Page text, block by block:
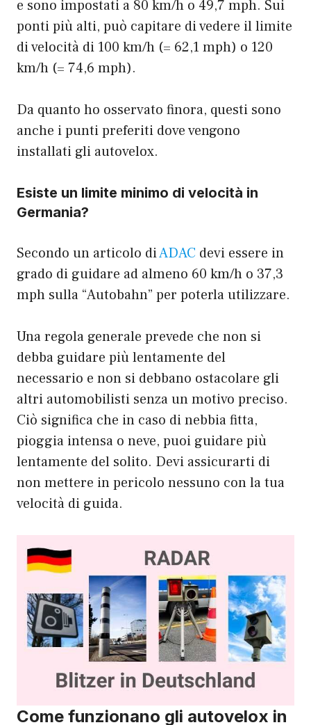
e sono impostati a 80 km/h o 49,7 mph. Sui
ponti più alti, può capitare di vedere il limite
di velocità di 100 km/h (= 62,1 mph) o 120
km/h (= 74,6 mph).
Da quanto ho osservato finora, questi sono
anche i punti preferiti dove vengono
installati gli autovelox.
Esiste un limite minimo di velocità in
Germania?
Secondo un articolo diADAC devi essere in
grado di guidare ad almeno 60 km/h o 37,3
mph sulla “Autobahn” per poterla utilizzare.
Una regola generale prevede che non si
debba guidare più lentamente del
necessario e non si debbano ostacolare gli
altri automobilisti senza un motivo preciso.
Ciò significa che in caso di nebbia fitta,
pioggia intensa o neve, puoi guidare più
lentamente del solito. Devi assicurarti di
non mettere in pericolo nessuno con la tua
velocità di guida.
Come funzionano gli autovelox in